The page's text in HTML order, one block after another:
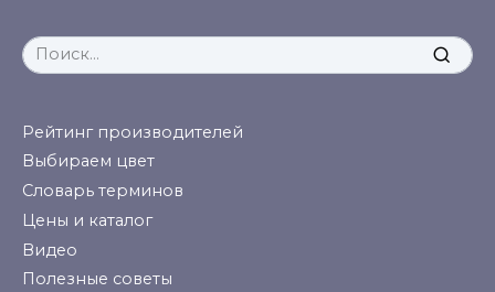
Search
for:
Рейтинг производителей
Выбираем цвет
Словарь терминов
Цены и каталог
Видео
Полезные советы